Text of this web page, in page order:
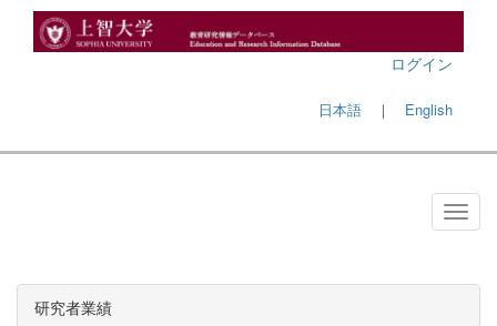
ログイン
日本語 ｜ English
研究者業績